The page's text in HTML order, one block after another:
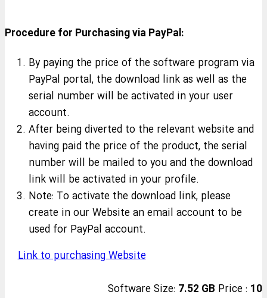
Procedure for Purchasing via PayPal:
By paying the price of the software program via
PayPal portal, the download link as well as the
serial number will be activated in your user
account.
After being diverted to the relevant website and
having paid the price of the product, the serial
number will be mailed to you and the download
link will be activated in your profile.
Note: To activate the download link, please
create in our Website an email account to be
used for PayPal account.
Link to purchasing Website
Software Size: 7.52 GB Price : 10